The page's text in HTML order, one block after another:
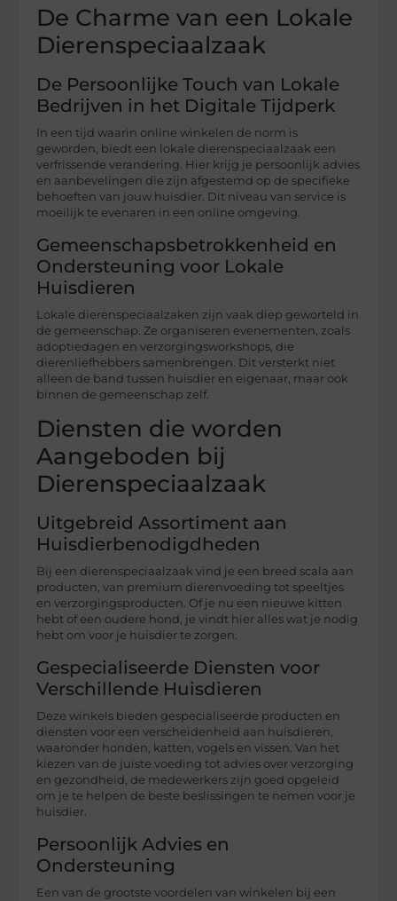
De Charme van een Lokale
Dierenspeciaalzaak
De Persoonlijke Touch van Lokale
Bedrijven in het Digitale Tijdperk
In een tijd waarin online winkelen de norm is
geworden, biedt een lokale dierenspeciaalzaak een
verfrissende verandering. Hier krijg je persoonlijk advies
en aanbevelingen die zijn afgestemd op de specifieke
behoeften van jouw huisdier. Dit niveau van service is
moeilijk te evenaren in een online omgeving.
Gemeenschapsbetrokkenheid en
Ondersteuning voor Lokale
Huisdieren
Lokale dierenspeciaalzaken zijn vaak diep geworteld in
de gemeenschap. Ze organiseren evenementen, zoals
adoptiedagen en verzorgingsworkshops, die
dierenliefhebbers samenbrengen. Dit versterkt niet
alleen de band tussen huisdier en eigenaar, maar ook
binnen de gemeenschap zelf.
Diensten die worden
Aangeboden bij
Dierenspeciaalzaak
Uitgebreid Assortiment aan
Huisdierbenodigdheden
Bij een dierenspeciaalzaak vind je een breed scala aan
producten, van premium dierenvoeding tot speeltjes
en verzorgingsproducten. Of je nu een nieuwe kitten
hebt of een oudere hond, je vindt hier alles wat je nodig
hebt om voor je huisdier te zorgen.
Gespecialiseerde Diensten voor
Verschillende Huisdieren
Deze winkels bieden gespecialiseerde producten en
diensten voor een verscheidenheid aan huisdieren,
waaronder honden, katten, vogels en vissen. Van het
kiezen van de juiste voeding tot advies over verzorging
en gezondheid, de medewerkers zijn goed opgeleid
om je te helpen de beste beslissingen te nemen voor je
huisdier.
Persoonlijk Advies en
Ondersteuning
Een van de grootste voordelen van winkelen bij een